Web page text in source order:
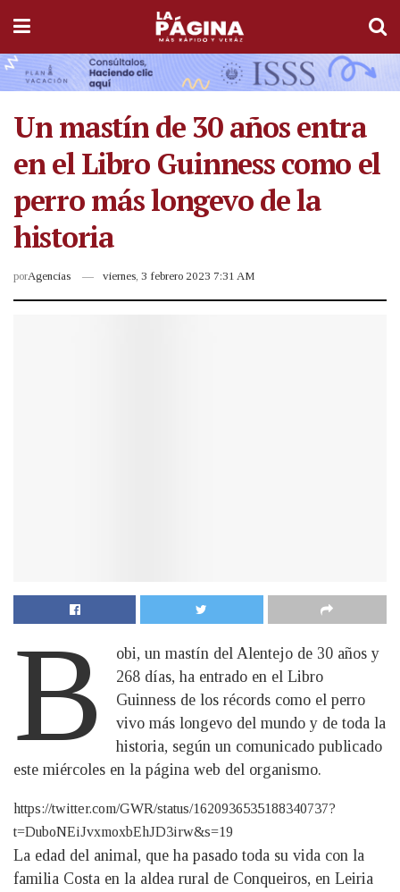
Un mastín de 30 años entra
en el Libro Guinness como el
perro más longevo de la
historia
porAgencias viernes, 3 febrero 2023 7:31 AM
B
obi, un mastín del Alentejo de 30 años y
268 días, ha entrado en el Libro
Guinness de los récords como el perro
vivo más longevo del mundo y de toda la
historia, según un comunicado publicado
este miércoles en la página web del organismo.
https://twitter.com/GWR/status/1620936535188340737?
t=DuboNEiJvxmoxbEhJD3irw&s=19
La edad del animal, que ha pasado toda su vida con la
familia Costa en la aldea rural de Conqueiros, en Leiria